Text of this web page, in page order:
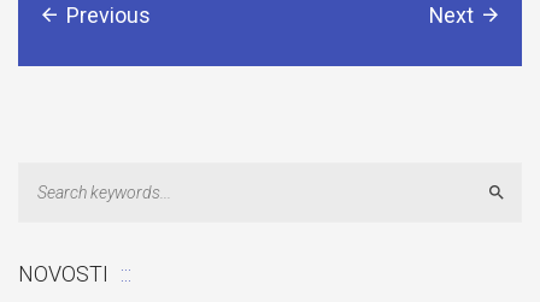
Previous Next
NOVOSTI